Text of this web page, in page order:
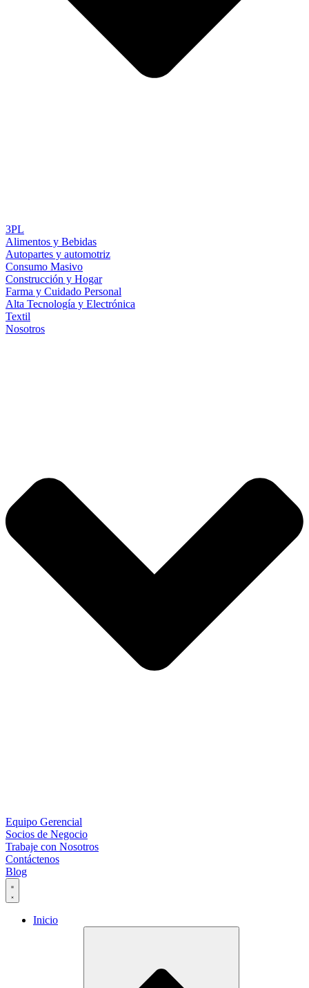
3PL
Alimentos y Bebidas
Autopartes y automotriz
Consumo Masivo
Construcción y Hogar
Farma y Cuidado Personal
Alta Tecnología y Electrónica
Textil
Nosotros
Equipo Gerencial
Socios de Negocio
Trabaje con Nosotros
Contáctenos
Blog
Inicio